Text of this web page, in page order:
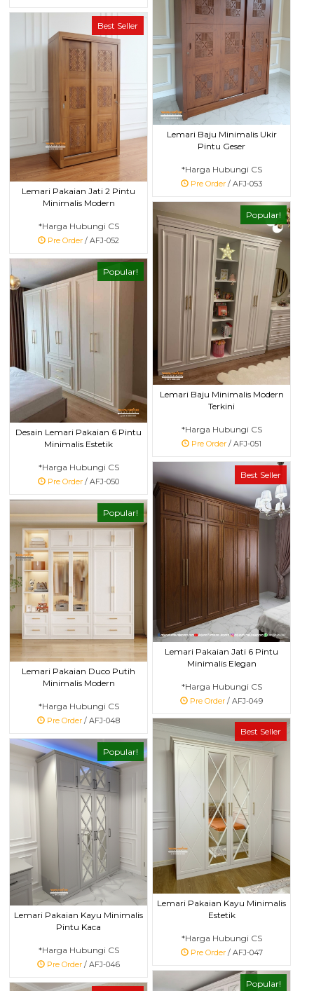
Lemari Baju Minimalis Ukir
Pintu Geser
*Harga Hubungi CS
Pre Order / AFJ-053
Best Seller
Lemari Pakaian Jati 2 Pintu
Minimalis Modern
*Harga Hubungi CS
Pre Order / AFJ-052
Popular!
Lemari Baju Minimalis Modern
Terkini
*Harga Hubungi CS
Pre Order / AFJ-051
Popular!
Desain Lemari Pakaian 6 Pintu
Minimalis Estetik
*Harga Hubungi CS
Pre Order / AFJ-050
Best Seller
Lemari Pakaian Jati 6 Pintu
Minimalis Elegan
*Harga Hubungi CS
Pre Order / AFJ-049
Popular!
Lemari Pakaian Duco Putih
Minimalis Modern
*Harga Hubungi CS
Pre Order / AFJ-048
Best Seller
Lemari Pakaian Kayu Minimalis
Estetik
*Harga Hubungi CS
Pre Order/ AFJ-047
Popular!
Lemari Pakaian Kayu Minimalis
Pintu Kaca
*Harga Hubungi CS
Pre Order / AFJ-046
Popular!